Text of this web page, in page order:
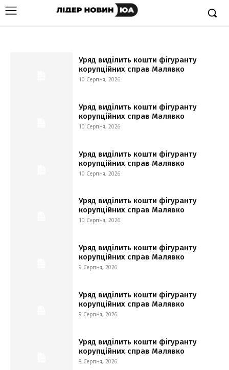
Уряд виділить кошти фігуранту
корупційних справ Малявко
10 Серпня, 2026
Уряд виділить кошти фігуранту
корупційних справ Малявко
10 Серпня, 2026
Уряд виділить кошти фігуранту
корупційних справ Малявко
10 Серпня, 2026
Уряд виділить кошти фігуранту
корупційних справ Малявко
10 Серпня, 2026
Уряд виділить кошти фігуранту
корупційних справ Малявко
9 Серпня, 2026
Уряд виділить кошти фігуранту
корупційних справ Малявко
9 Серпня, 2026
Уряд виділить кошти фігуранту
корупційних справ Малявко
8 Серпня, 2026